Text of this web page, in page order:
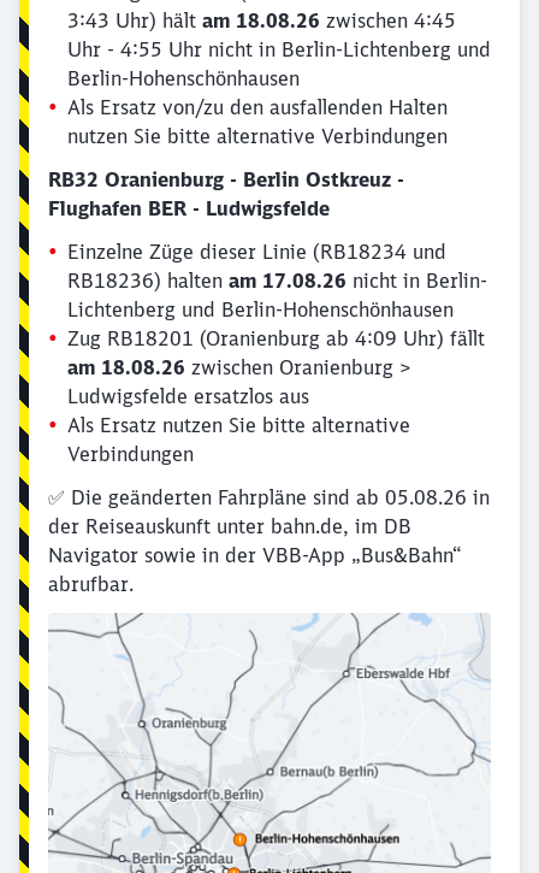
3:43 Uhr) hält am 18.08.26 zwischen 4:45
Uhr - 4:55 Uhr nicht in Berlin-Lichtenberg und
Berlin-Hohenschönhausen
Als Ersatz von/zu den ausfallenden Halten
nutzen Sie bitte alternative Verbindungen
RB32 Oranienburg - Berlin Ostkreuz -
Flughafen BER - Ludwigsfelde
Einzelne Züge dieser Linie (RB18234 und
RB18236) halten am 17.08.26 nicht in Berlin-
Lichtenberg und Berlin-Hohenschönhausen
Zug RB18201 (Oranienburg ab 4:09 Uhr) fällt
am 18.08.26 zwischen Oranienburg >
Ludwigsfelde ersatzlos aus
Als Ersatz nutzen Sie bitte alternative
Verbindungen
✅ Die geänderten Fahrpläne sind ab 05.08.26 in
der Reiseauskunft unter bahn.de, im DB
Navigator sowie in der VBB-App „Bus&Bahn“
abrufbar.